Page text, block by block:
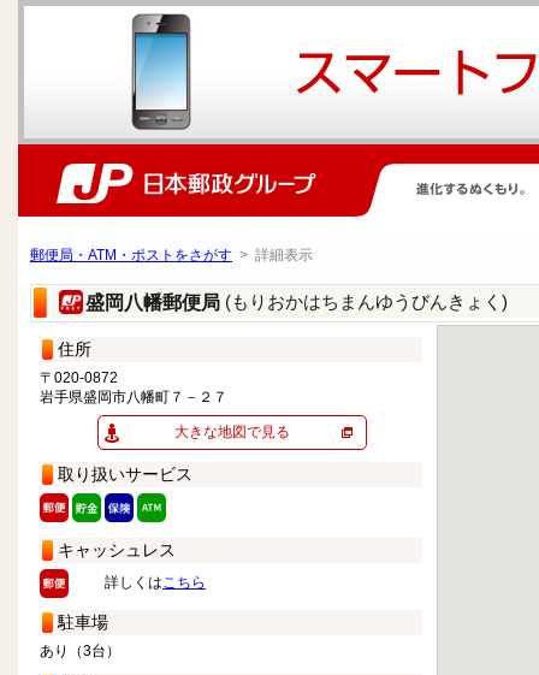
郵便局・ATM・ポストをさがす > 詳細表示
盛岡八幡郵便局 (もりおかはちまんゆうびんきょく)
住所
〒020-0872
岩手県盛岡市八幡町７－２７
大きな地図で見る
取り扱いサービス
キャッシュレス
詳しくはこちら
駐車場
あり（3台）